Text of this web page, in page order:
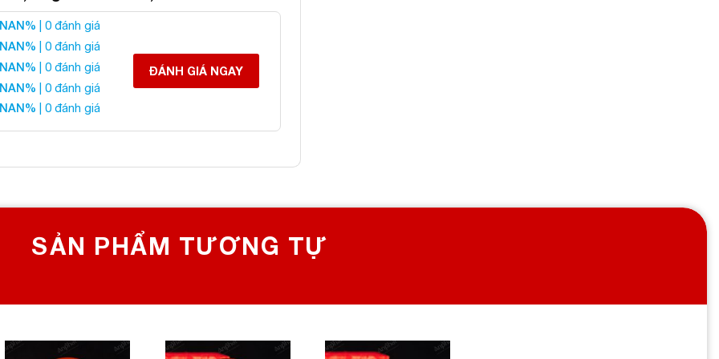
Ngọc Bích Đỏ 4A
627 166
NAN% | 0 đánh giá
NAN% | 0 đánh giá
NAN% | 0 đánh giá
NAN% | 0 đánh giá
NAN% | 0 đánh giá
ĐÁNH GIÁ NGAY
SẢN PHẨM TƯƠNG TỰ